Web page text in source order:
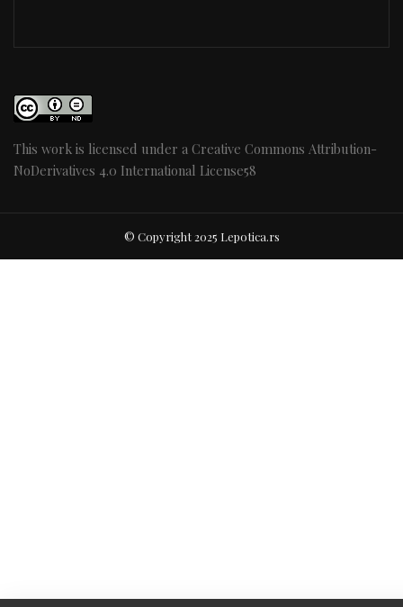
This work is licensed under a Creative Commons Attribution-
NoDerivatives 4.0 International License58
© Copyright 2025 Lepotica.rs